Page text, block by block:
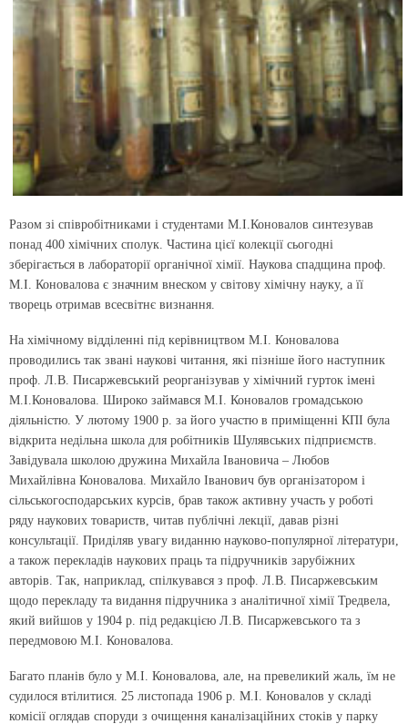
Разом зі співробітниками і студентами М.І.Коновалов синтезував
понад 400 хімічних сполук. Частина цієї колекції сьогодні
зберігається в лабораторії органічної хімії. Наукова спадщина проф.
М.І. Коновалова є значним внеском у світову хімічну науку, а її
творець отримав всесвітнє визнання.
На хімічному відділенні під керівництвом М.І. Коновалова
проводились так звані наукові читання, які пізніше його наступник
проф. Л.В. Писаржевський реорганізував у хімічний гурток імені
М.І.Коновалова. Широко займався М.І. Коновалов громадською
діяльністю. У лютому 1900 р. за його участю в приміщенні КПІ була
відкрита недільна школа для робітників Шулявських підприємств.
Завідувала школою дружина Михайла Івановича – Любов
Михайлівна Коновалова. Михайло Іванович був організатором і
сільськогосподарських курсів, брав також активну участь у роботі
ряду наукових товариств, читав публічні лекції, давав різні
консультації. Приділяв увагу виданню науково-популярної літератури,
а також перекладів наукових праць та підручників зарубіжних
авторів. Так, наприклад, спілкувався з проф. Л.В. Писаржевським
щодо перекладу та видання підручника з аналітичної хімії Тредвела,
який вийшов у 1904 р. під редакцією Л.В. Писаржевського та з
передмовою М.І. Коновалова.
Багато планів було у М.І. Коновалова, але, на превеликий жаль, їм не
судилося втілитися. 25 листопада 1906 р. М.І. Коновалов у складі
комісії оглядав споруди з очищення каналізаційних стоків у парку